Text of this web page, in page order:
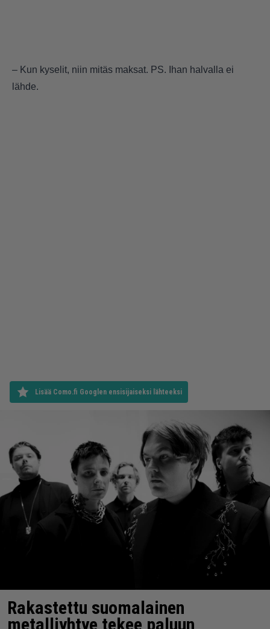
– Kun kyselit, niin mitäs maksat. PS. Ihan halvalla ei
lähde.
Lisää Como.fi Googlen ensisijaiseksi lähteeksi
Rakastettu suomalainen
metalliyhtye tekee paluun